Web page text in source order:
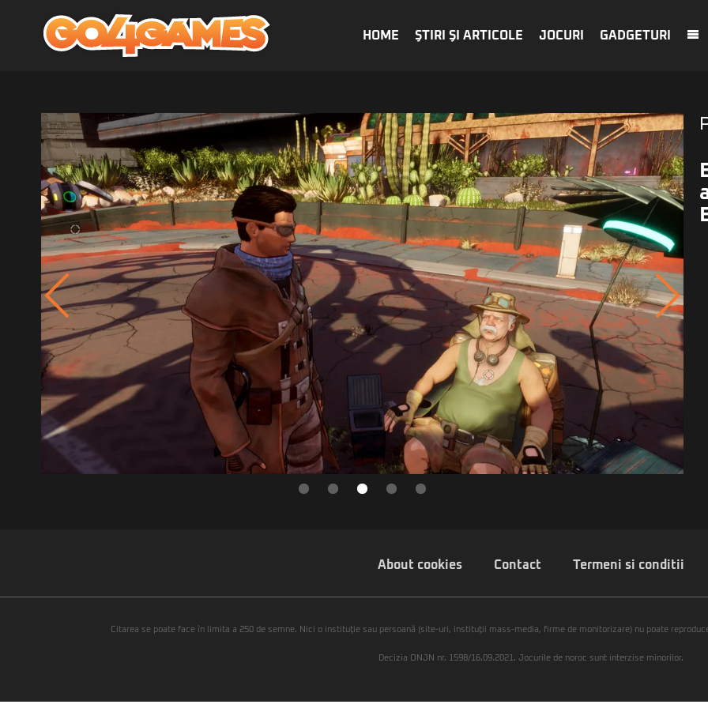
HOME ŞTIRI ŞI ARTICOLE JOCURI GADGETURI
About cookies Contact Termeni si conditii
Citarea se poate face în limita a 250 de semne. Nici o instituţie sau persoană (site-uri, instituţii mass-media, firme de monitorizare) nu poate
Decizia ONJN nr. 1598/16.09.2021. Jocurile de noroc sunt interzise minorilor.